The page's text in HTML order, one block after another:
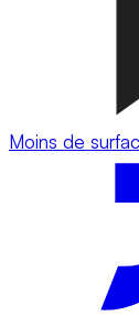
Moins de